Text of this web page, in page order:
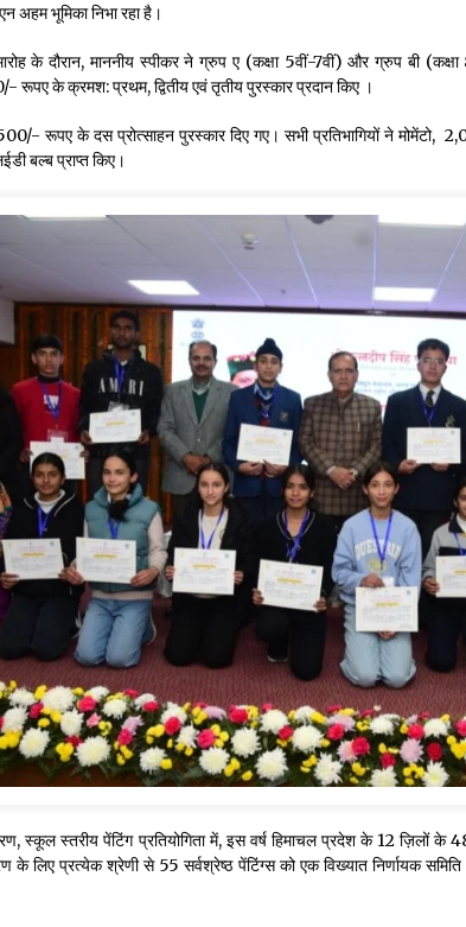
अहम भूमिका निभा रहा है।
के दौरान, माननीय स्पीकर ने ग्रुप ए (कक्षा 5वीं-7वीं) और ग्रुप बी
के क्रमश: प्रथम, द्वितीय एवं तृतीय पुरस्कार प्रदान किए ।
रूपए के दस प्रोत्साहन पुरस्कार दिए गए। सभी प्रतिभागियों ने मोमेंटो,
बल्ब प्राप्त किए।
स्कूल स्तरीय पेंटिंग प्रतियोगिता में, इस वर्ष हिमाचल प्रदेश के 12 ज़िलों के
लिए प्रत्येक श्रेणी से 55 सर्वश्रेष्ठ पेंटिंग्स को एक विख्यात निर्णायक समिति